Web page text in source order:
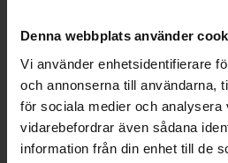
Denna webbplats använder
Vi använder enhetsidentifierare
och annonserna till användarna,
för sociala medier och analysera
vidarebefordrar även sådana
information från din enhet till de
Håll dig
PRENUMERERA PÅ VÅRT